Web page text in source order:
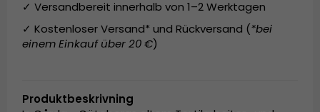
✓ Versandbereit innerhalb von 1–2 Werktagen
✓ Kostenloser Versand* und Rückversand (*bei
einem Einkauf über 20 €)
Produktbeskrivning